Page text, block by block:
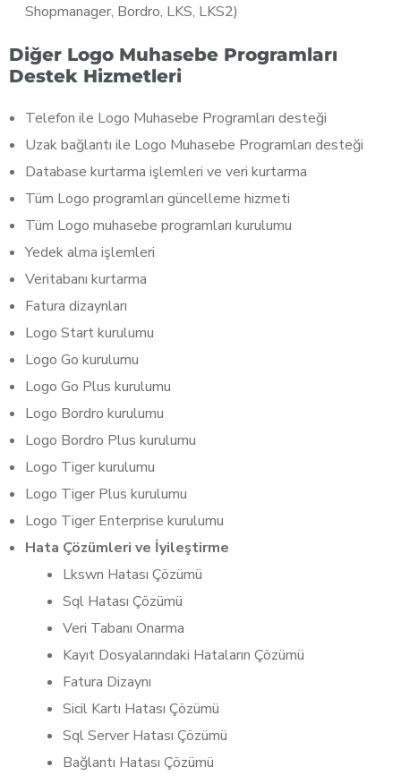
Shopmanager, Bordro, LKS, LKS2)
Diğer Logo Muhasebe Programları
Destek Hizmetleri
Telefon ile Logo Muhasebe Programları desteği
Uzak bağlantı ile Logo Muhasebe Programları desteği
Database kurtarma işlemleri ve veri kurtarma
Tüm Logo programları güncelleme hizmeti
Tüm Logo muhasebe programları kurulumu
Yedek alma işlemleri
Veritabanı kurtarma
Fatura dizaynları
Logo Start kurulumu
Logo Go kurulumu
Logo Go Plus kurulumu
Logo Bordro kurulumu
Logo Bordro Plus kurulumu
Logo Tiger kurulumu
Logo Tiger Plus kurulumu
Logo Tiger Enterprise kurulumu
Hata Çözümleri ve İyileştirme
Lkswn Hatası Çözümü
Sql Hatası Çözümü
Veri Tabanı Onarma
Kayıt Dosyalarındaki Hataların Çözümü
Fatura Dizaynı
Sicil Kartı Hatası Çözümü
Sql Server Hatası Çözümü
Bağlantı Hatası Çözümü